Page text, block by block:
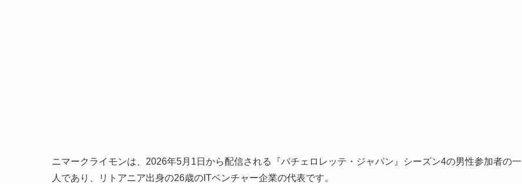
ニマークライモンは、2026年5月1日から配信される『バチェロレッテ・ジャパン』シーズン4の男性参加者の一
人であり、リトアニア出身の26歳のITベンチャー企業の代表です。